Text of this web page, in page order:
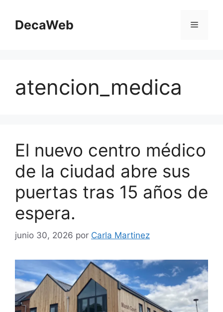
contenido
DecaWeb Menú
atencion_medica
El nuevo centro médico
de la ciudad abre sus
puertas tras 15 años de
espera.
junio 30, 2026 por Carla Martinez